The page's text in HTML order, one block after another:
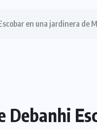
en una jardinera de